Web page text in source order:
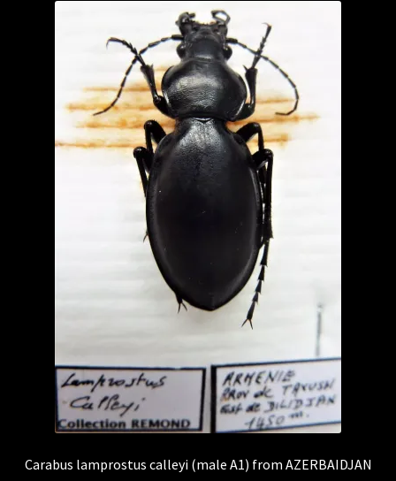
Carabus lamprostus calleyi (male A1) from AZERBAIDJAN